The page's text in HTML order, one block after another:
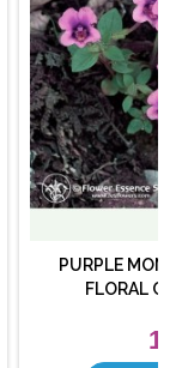
PURPLE
FLORAL